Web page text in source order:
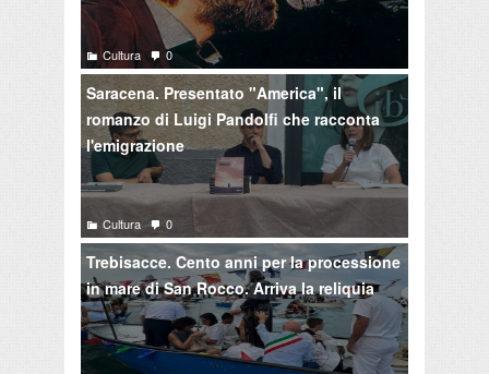
Cultura 0
Saracena. Presentato "America", il
romanzo di Luigi Pandolfi che racconta
l'emigrazione
Cultura 0
Trebisacce. Cento anni per la processione
in mare di San Rocco. Arriva la reliquia